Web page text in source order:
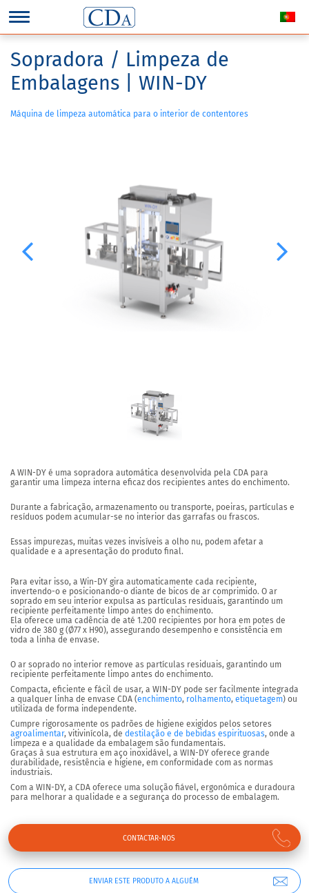
Previous Next
Sopradora / Limpeza de
Embalagens | WIN-DY
Máquina de limpeza automática para o interior de contentores
A WIN-DY é uma sopradora automática desenvolvida pela CDA para
garantir uma limpeza interna eficaz dos recipientes antes do enchimento.
Durante a fabricação, armazenamento ou transporte, poeiras, partículas e
resíduos podem acumular-se no interior das garrafas ou frascos.
Essas impurezas, muitas vezes invisíveis a olho nu, podem afetar a
qualidade e a apresentação do produto final.
Para evitar isso, a Win-DY gira automaticamente cada recipiente,
invertendo-o e posicionando-o diante de bicos de ar comprimido. O ar
soprado em seu interior expulsa as partículas residuais, garantindo um
recipiente perfeitamente limpo antes do enchimento.
Ela oferece uma cadência de até 1.200 recipientes por hora em potes de
vidro de 380 g (Ø77 x H90), assegurando desempenho e consistência em
toda a linha de envase.
O ar soprado no interior remove as partículas residuais, garantindo um
recipiente perfeitamente limpo antes do enchimento.
Compacta, eficiente e fácil de usar, a WIN-DY pode ser facilmente integrada
a qualquer linha de envase CDA (enchimento, rolhamento, etiquetagem) ou
utilizada de forma independente.
Cumpre rigorosamente os padrões de higiene exigidos pelos setores
agroalimentar, vitivinícola, de destilação e de bebidas espirituosas, onde a
limpeza e a qualidade da embalagem são fundamentais.
Graças à sua estrutura em aço inoxidável, a WIN-DY oferece grande
durabilidade, resistência e higiene, em conformidade com as normas
industriais.
Com a WIN-DY, a CDA oferece uma solução fiável, ergonómica e duradoura
para melhorar a qualidade e a segurança do processo de embalagem.
ENVIAR ESTE PRODUTO A ALGUÉM
CONTACTAR-NOS